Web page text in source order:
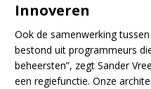
Innoveren
Ook de samenwerking
bestond uit programmeurs
beheersten”, zegt Sander
een regiefunctie. Onze